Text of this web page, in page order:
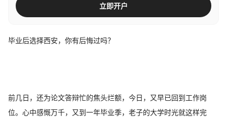
立即开户
毕业后选择西安，你有后悔过吗？
前几日，还为论文答辩忙的焦头烂额，今日，又早已回到工作岗
位。心中感慨万千，又到一年毕业季，老子的大学时光就这样完